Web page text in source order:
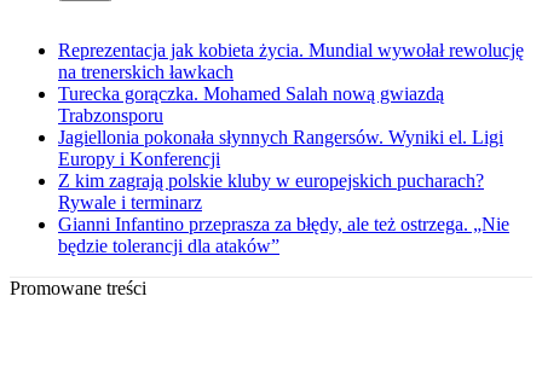
Reprezentacja jak kobieta życia. Mundial wywołał rewolucję
na trenerskich ławkach
Turecka gorączka. Mohamed Salah nową gwiazdą
Trabzonsporu
Jagiellonia pokonała słynnych Rangersów. Wyniki el. Ligi
Europy i Konferencji
Z kim zagrają polskie kluby w europejskich pucharach?
Rywale i terminarz
Gianni Infantino przeprasza za błędy, ale też ostrzega. „Nie
będzie tolerancji dla ataków”
Promowane treści